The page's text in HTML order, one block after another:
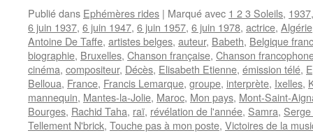
Publié dans Ephémères rides | Marqué avec 1 2 3 Soleils, 1937
6 juin 1937, 6 juin 1947, 6 juin 1957, 6 juin 1978, actrice, Algérie
Antoine De Taffe, artistes belges, auteur, Babeth, Belgique
biographie, Bruxelles, Chanson française, Chanson
cinéma, compositeur, Décès, Elisabeth Etienne, émission télé,
Belloua, France, Francis Lemarque, groupe, interprète, Ixelles,
mannequin, Mantes-la-Jolie, Maroc, Mon pays, Mont-Saint-
Bourges, Rachid Taha, raï, révélation de l'année, Samra,
Tellement N'brick, Touche pas à mon poste, Victoires de la